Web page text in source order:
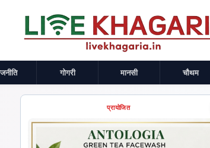
गोगरी मानसी चौथम
प्रायोजित